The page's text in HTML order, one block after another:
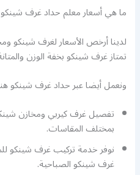
ما هي أسعار معلم حداد غرف
لدينا أرخص الأسعار لغرف شينكو
تمتاز غرف شينكو بخفة الوزن
ونعمل أيضا عبر حداد غرف شينكو
تفصيل غرف كيربي ومخازن
بمختلف المقاسات.
نوفر خدمة تركيب غرف شينكو
غرف شينكو الصباحية.